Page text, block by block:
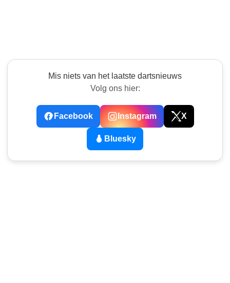
Mis niets van het laatste dartsnieuws
Volg ons hier:
Facebook Instagram X
Bluesky